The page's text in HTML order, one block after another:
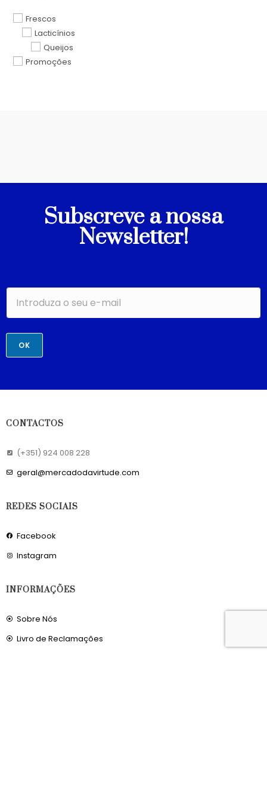
Frescos
Lacticínios
Queijos
Promoções
Subscreve a nossa
Newsletter!
OK
CONTACTOS
(+351) 924 008 228
geral@mercadodavirtude.com
REDES SOCIAIS
Facebook
Instagram
INFORMAÇÕES
Sobre Nós
Livro de Reclamações